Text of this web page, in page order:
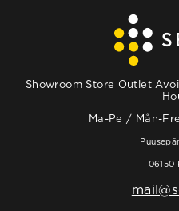
Showroom Store Outlet
Ma-Pe / Mån-
06150